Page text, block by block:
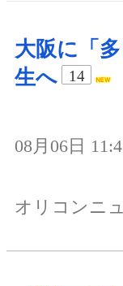
大阪に「
生へ
14
08月06日
オリコンニ